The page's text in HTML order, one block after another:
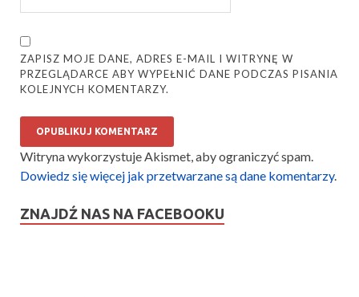
ZAPISZ MOJE DANE, ADRES E-MAIL I WITRYNĘ W
PRZEGLĄDARCE ABY WYPEŁNIĆ DANE PODCZAS PISANIA
KOLEJNYCH KOMENTARZY.
Witryna wykorzystuje Akismet, aby ograniczyć spam.
Dowiedz się więcej jak przetwarzane są dane komentarzy.
ZNAJDŹ NAS NA FACEBOOKU